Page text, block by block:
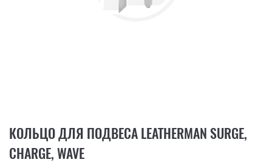
КОЛЬЦО ДЛЯ ПОДВЕСА LEATHERMAN SURGE,
CHARGE, WAVE